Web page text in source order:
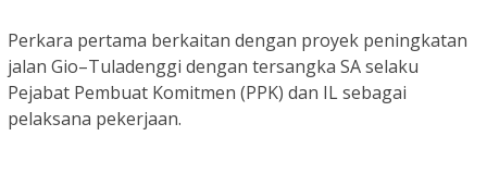
Perkara pertama berkaitan dengan proyek peningkatan
jalan Gio–Tuladenggi dengan tersangka SA selaku
Pejabat Pembuat Komitmen (PPK) dan IL sebagai
pelaksana pekerjaan.